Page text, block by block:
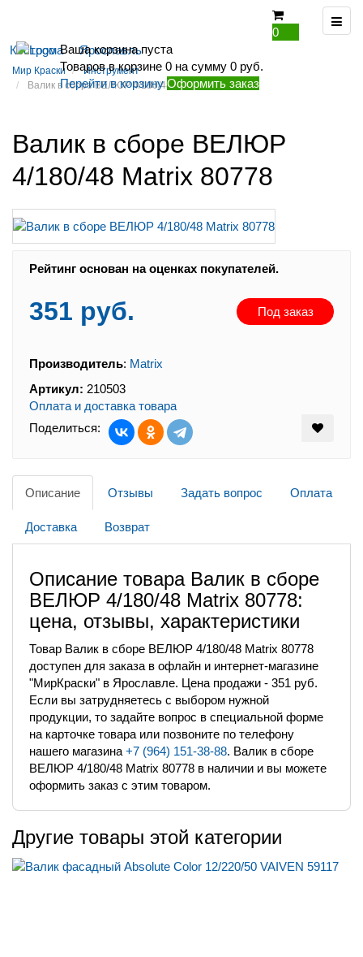
0
Ваша корзина пуста
Товаров в корзине0 на сумму0 руб.
Перейти в корзинуОформить заказ
Кострома Ярославль
Мир Краски
Инструмент
Валик в сборе ВЕЛЮР 4/180/48 Matrix 80778
Валик в сборе ВЕЛЮР
4/180/48 Matrix 80778
Рейтинг:
Рейтинг основан на оценках покупателей.
351 руб. Под заказ
Производитель: Matrix
Артикул: 210503
Оплата и доставка товара
Поделиться:
Описание Отзывы Задать вопрос Оплата
Доставка Возврат
Описание товара Валик в сборе
ВЕЛЮР 4/180/48 Matrix 80778:
цена, отзывы, характеристики
Товар Валик в сборе ВЕЛЮР 4/180/48 Matrix 80778
доступен для заказа в офлайн и интернет-магазине
"МирКраски" в Ярославле. Цена продажи - 351 руб.
Если вы затрудняетесь с выбором нужной
продукции, то задайте вопрос в специальной форме
на карточке товара или позвоните по телефону
нашего магазина +7 (964) 151-38-88. Валик в сборе
ВЕЛЮР 4/180/48 Matrix 80778 в наличии и вы можете
оформить заказ с этим товаром.
Другие товары этой категории